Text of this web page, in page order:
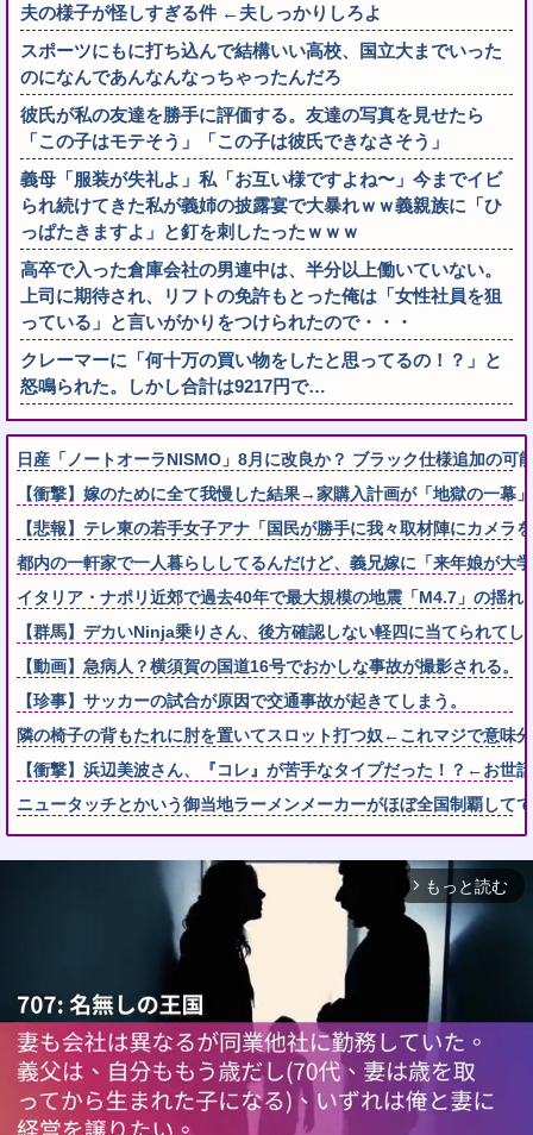
夫の様子が怪しすぎる件 ←夫しっかりしろよ
スポーツにもに打ち込んで結構いい高校、国立大までいった
のになんであんなんなっちゃったんだろ
彼氏が私の友達を勝手に評価する。友達の写真を見せたら
「この子はモテそう」「この子は彼氏できなさそう」
義母「服装が失礼よ」私「お互い様ですよね〜」今までイビ
られ続けてきた私が義姉の披露宴で大暴れｗｗ義親族に「ひ
っぱたきますよ」と釘を刺したったｗｗｗ
高卒で入った倉庫会社の男連中は、半分以上働いていない。
上司に期待され、リフトの免許もとった俺は「女性社員を狙
っている」と言いがかりをつけられたので・・・
クレーマーに「何十万の買い物をしたと思ってるの！？」と
怒鳴られた。しかし合計は9217円で…
日産「ノートオーラNISMO」8月に改良か？ ブラック仕様追加の可
【衝撃】嫁のために全て我慢した結果→家購入計画が「地獄の一幕
【悲報】テレ東の若手女子アナ「国民が勝手に我々取材陣にカメ
都内の一軒家で一人暮らししてるんだけど、義兄嫁に「来年娘が大
イタリア・ナポリ近郊で過去40年で最大規模の地震「M4.7」の揺れ
【群馬】デカいNinja乗りさん、後方確認しない軽四に当てられてし
【動画】急病人？横須賀の国道16号でおかしな事故が撮影される。
【珍事】サッカーの試合が原因で交通事故が起きてしまう。
隣の椅子の背もたれに肘を置いてスロット打つ奴←これマジで意味
【衝撃】浜辺美波さん、『コレ』が苦手なタイプだった！？←お
ニュータッチとかいう御当地ラーメンメーカーがほぼ全国制覇して
arrow_forward_ios もっと読む